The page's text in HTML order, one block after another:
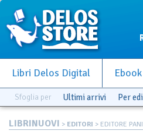
Libri Delos Digital Ebook
Sfoglia per Ultimi arrivi Per
LIBRINUOVI > EDITORI > EDITORE